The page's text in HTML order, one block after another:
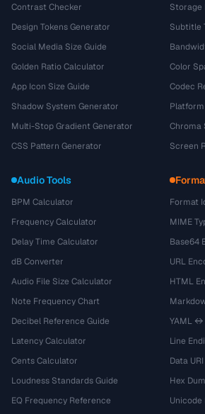
Contrast Checker
Design Tokens Generator
Social Media Size Guide
Golden Ratio Calculator
App Icon Size Guide
Shadow System Generator
Multi-Stop Gradient Generator
CSS Pattern Generator
Storage
Subtitle
Color
Codec
Chroma
Screen
Audio Tools
BPM Calculator
Frequency Calculator
Delay Time Calculator
dB Converter
Audio File Size Calculator
Note Frequency Chart
Decibel Reference Guide
Latency Calculator
Cents Calculator
Loudness Standards Guide
EQ Frequency Reference
Format
MIME
Base64
URL
HTML
YAML ↔
Line
Data
Hex
Unicode